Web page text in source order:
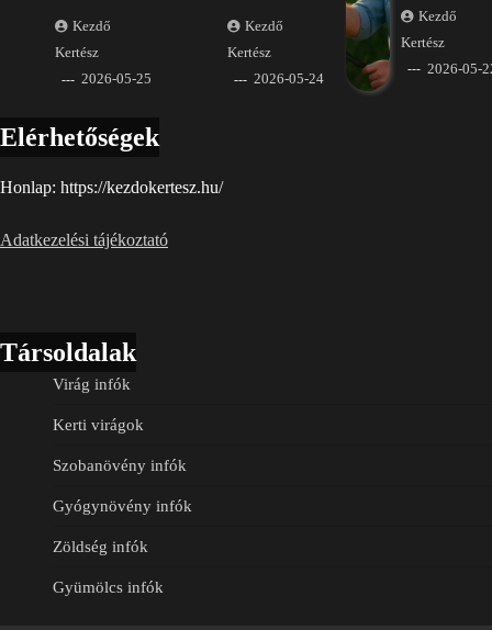
Kezdő
Kertész
2026-05-25
Kezdő
Kertész
2026-05-24
Kezdő
Kertész
2026-05-
Elérhetőségek
Honlap: https://kezdokertesz.hu/
Adatkezelési tájékoztató
Társoldalak
Virág infók
Kerti virágok
Szobanövény infók
Gyógynövény infók
Zöldség infók
Gyümölcs infók